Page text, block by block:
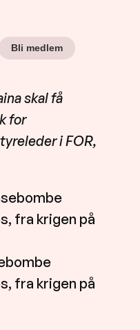
Bli medlem
skal få
for
i FOR,
fra krigen på